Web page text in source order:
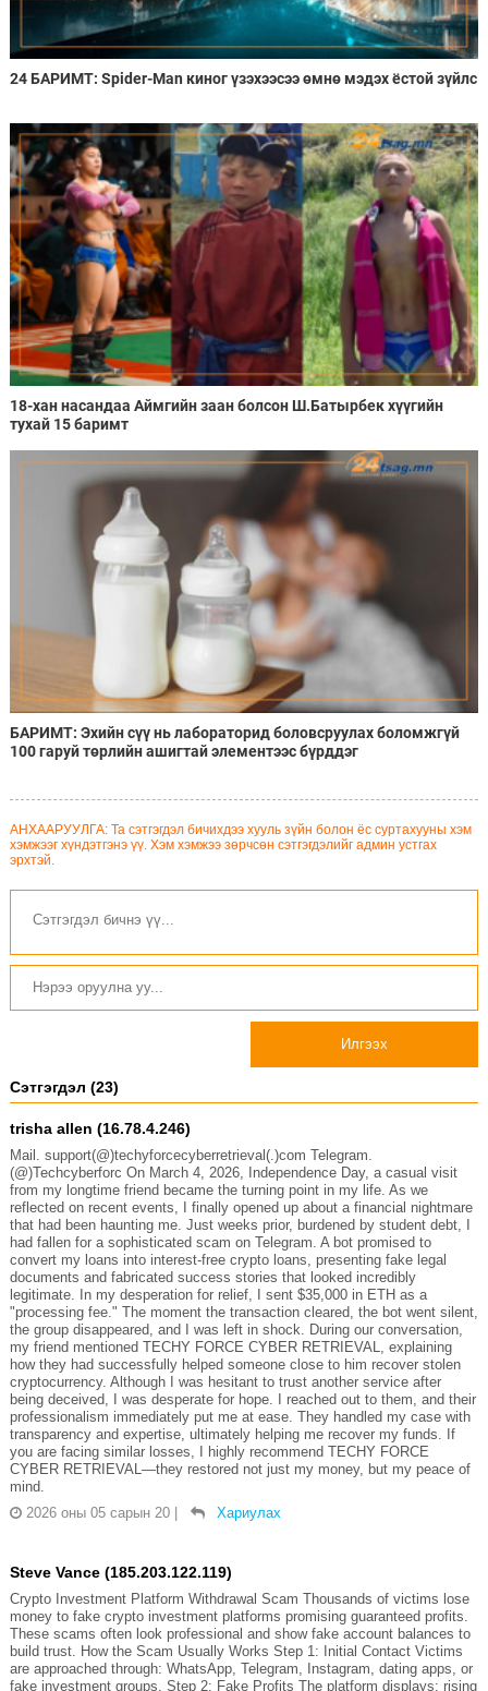
24 БАРИМТ: Spider-Man киног үзэхээсээ өмнө мэдэх ёстой зүйлс
18-хан насандаа Аймгийн заан болсон Ш.Батырбек хүүгийн
тухай 15 баримт
БАРИМТ: Эхийн сүү нь лабораторид боловсруулах боломжгүй
100 гаруй төрлийн ашигтай элементээс бүрддэг
АНХААРУУЛГА: Та сэтгэгдэл бичихдээ хууль зүйн болон ёс суртахууны хэм
хэмжээг хүндэтгэнэ үү. Хэм хэмжээ зөрчсөн сэтгэгдэлийг админ устгах
эрхтэй.
Илгээх
Сэтгэгдэл (23)
trisha allen (16.78.4.246)
Mail. support(@)techyforcecyberretrieval(.)com Telegram.
(@)Techcyberforc On March 4, 2026, Independence Day, a casual visit
from my longtime friend became the turning point in my life. As we
reflected on recent events, I finally opened up about a financial nightmare
that had been haunting me. Just weeks prior, burdened by student debt, I
had fallen for a sophisticated scam on Telegram. A bot promised to
convert my loans into interest-free crypto loans, presenting fake legal
documents and fabricated success stories that looked incredibly
legitimate. In my desperation for relief, I sent $35,000 in ETH as a
"processing fee." The moment the transaction cleared, the bot went silent,
the group disappeared, and I was left in shock. During our conversation,
my friend mentioned TECHY FORCE CYBER RETRIEVAL, explaining
how they had successfully helped someone close to him recover stolen
cryptocurrency. Although I was hesitant to trust another service after
being deceived, I was desperate for hope. I reached out to them, and their
professionalism immediately put me at ease. They handled my case with
transparency and expertise, ultimately helping me recover my funds. If
you are facing similar losses, I highly recommend TECHY FORCE
CYBER RETRIEVAL—they restored not just my money, but my peace of
mind.
2026 оны 05 сарын 20 | Хариулах
Steve Vance (185.203.122.119)
Crypto Investment Platform Withdrawal Scam Thousands of victims lose
money to fake crypto investment platforms promising guaranteed profits.
These scams often look professional and show fake account balances to
build trust. How the Scam Usually Works Step 1: Initial Contact Victims
are approached through: WhatsApp, Telegram, Instagram, dating apps, or
fake investment groups. Step 2: Fake Profits The platform displays: rising